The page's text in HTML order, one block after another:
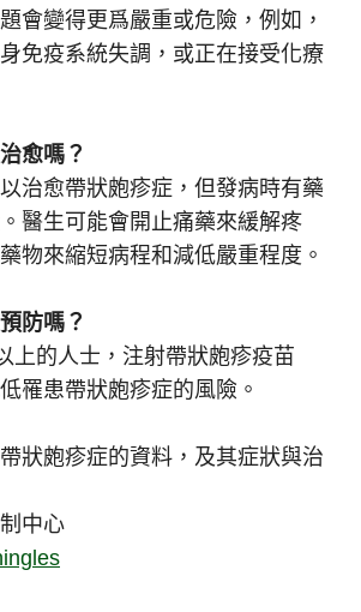
會變得更爲嚴重或危險，例如，
免疫系統失調，或正在接受化療
愈嗎？
治愈帶狀皰疹症，但發病時有藥
醫生可能會開止痛藥來緩解疼
物來縮短病程和減低嚴重程度。
防嗎？
上的人士，注射帶狀皰疹疫苗
罹患帶狀皰疹症的風險。
狀皰疹症的資料，及其症狀與治
中心